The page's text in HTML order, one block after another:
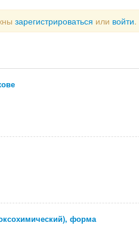
зарегистрироваться или войти.
форма